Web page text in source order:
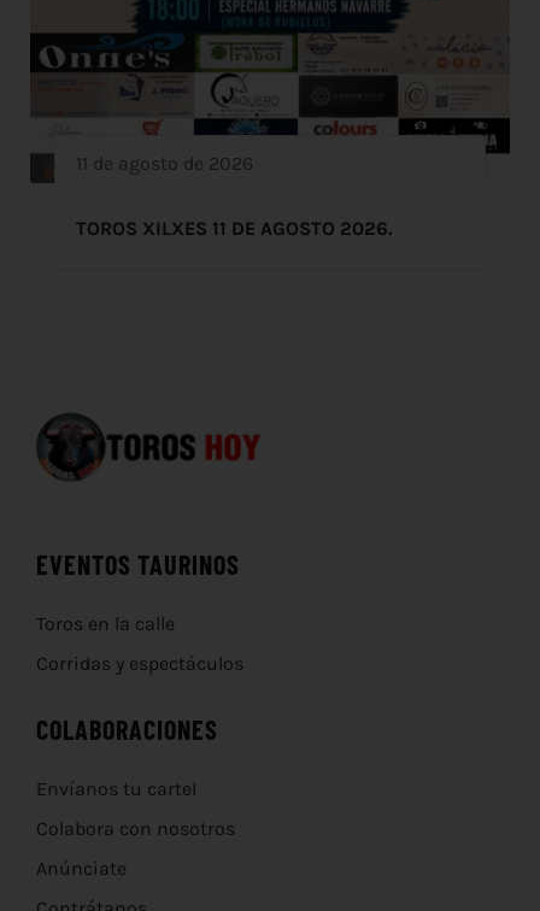
11 de agosto de 2026
TOROS XILXES 11 DE AGOSTO 2026.
EVENTOS TAURINOS
Toros en la calle
Corridas y espectáculos
COLABORACIONES
Envíanos tu cartel
Colabora con nosotros
Anúnciate